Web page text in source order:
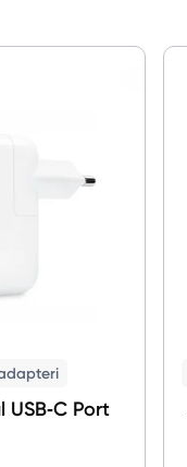
tehnika
un apmaksa
Port